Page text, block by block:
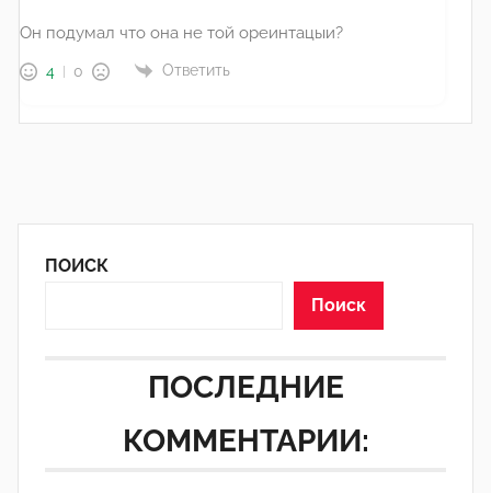
Он подумал что она не той ореинтацыи?
4 0 Ответить
ПОИСК
Поиск
ПОСЛЕДНИЕ
КОММЕНТАРИИ: